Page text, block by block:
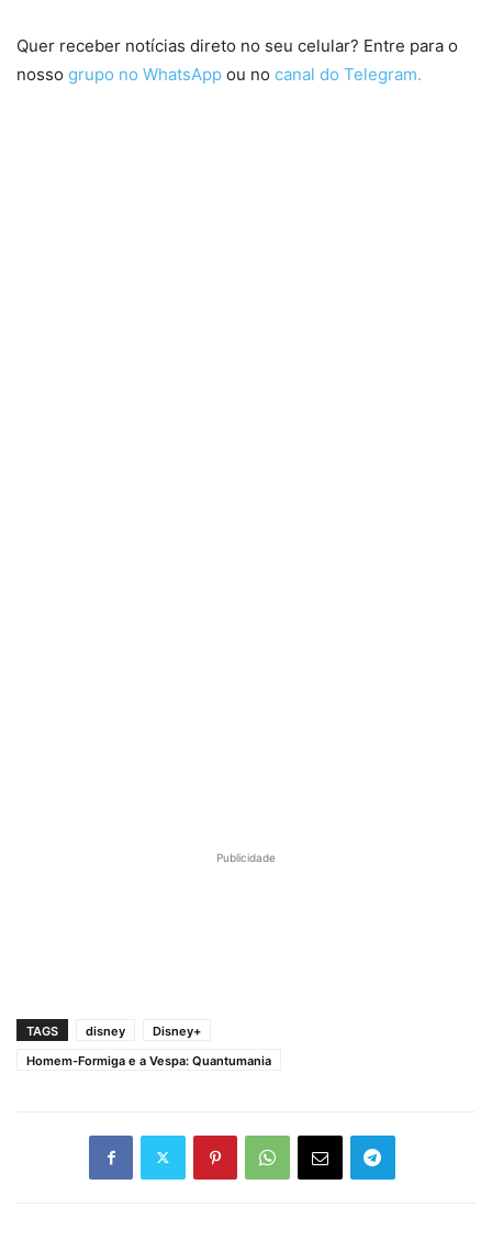
Quer receber notícias direto no seu celular? Entre para o
nosso grupo no WhatsApp ou no canal do Telegram.
Publicidade
TAGS disney
Disney+
Homem-Formiga e a Vespa: Quantumania